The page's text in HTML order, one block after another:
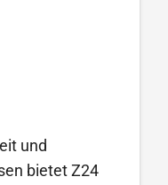
und
bietet Z24